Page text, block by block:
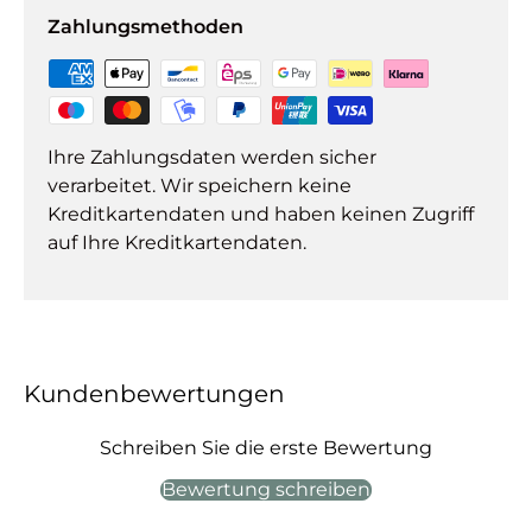
Zahlungsmethoden
Ihre Zahlungsdaten werden sicher
verarbeitet. Wir speichern keine
Kreditkartendaten und haben keinen Zugriff
auf Ihre Kreditkartendaten.
Kundenbewertungen
Schreiben Sie die erste Bewertung
Bewertung schreiben